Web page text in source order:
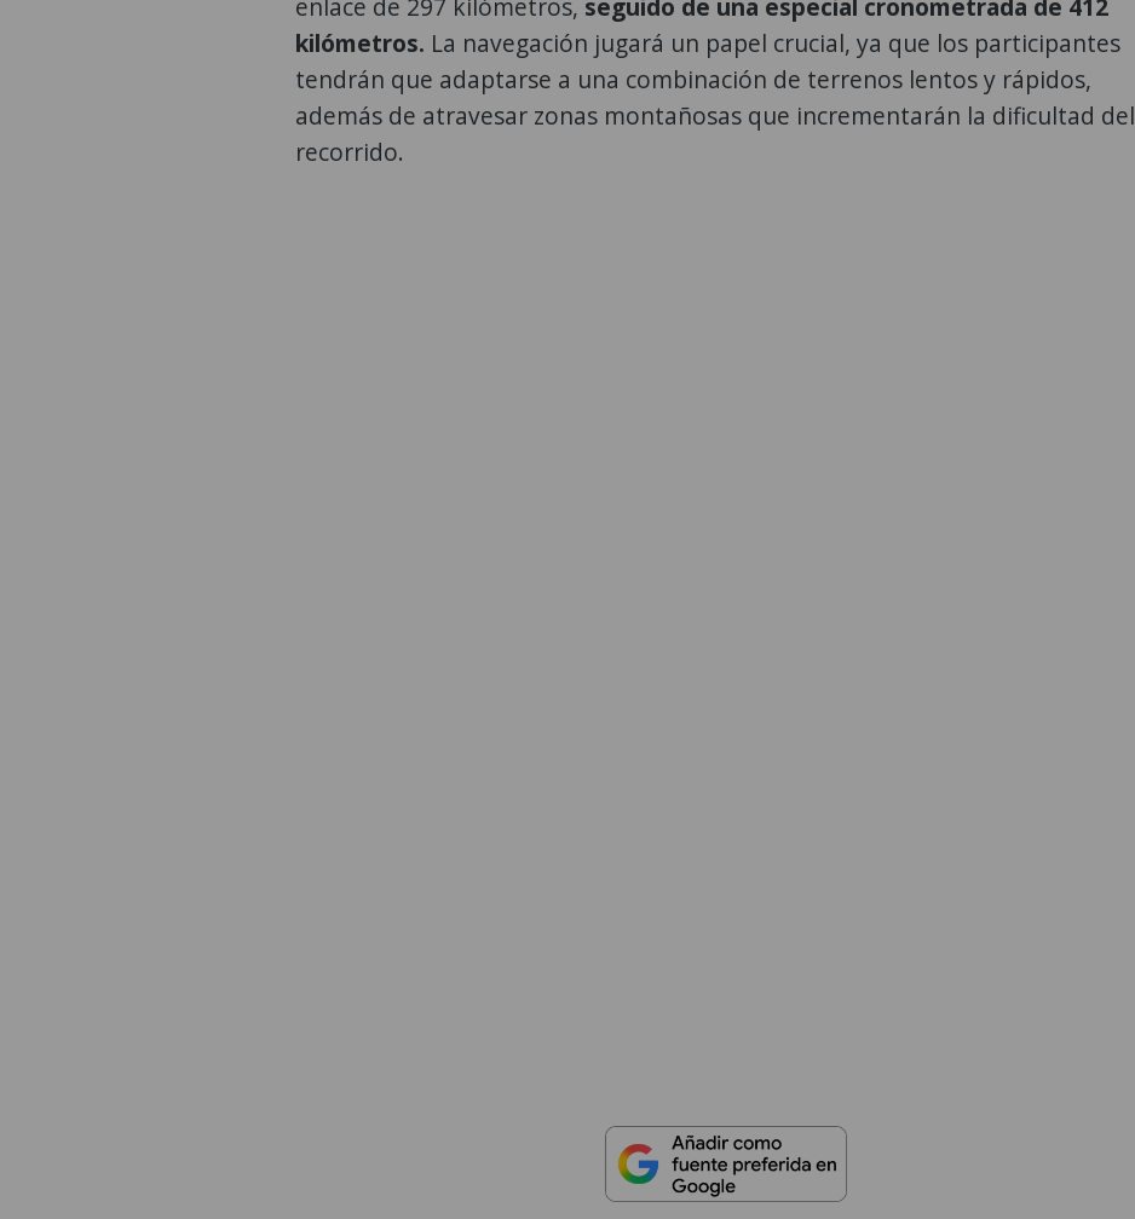
enlace de 297 kilómetros, seguido de una especial cronometrada de 412
kilómetros. La navegación jugará un papel crucial, ya que los participantes
tendrán que adaptarse a una combinación de terrenos lentos y rápidos,
además de atravesar zonas montañosas que incrementarán la dificultad del
recorrido.